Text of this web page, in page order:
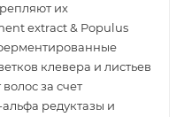
их
extract & Populus
клевера и листьев
за счет
редуктазы и